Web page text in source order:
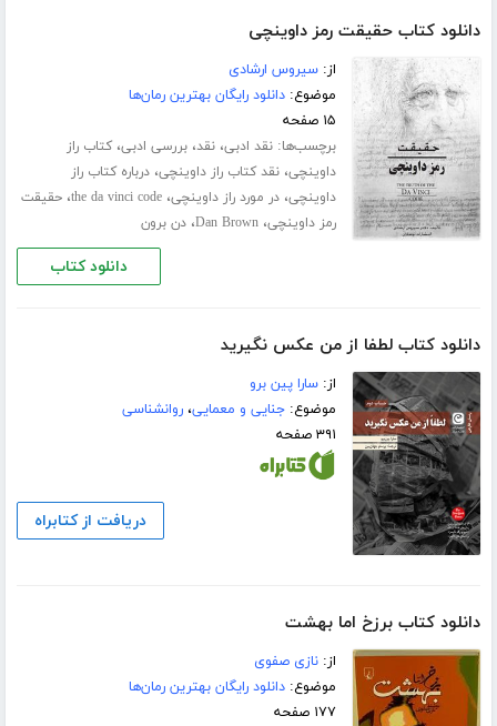
دانلود کتاب حقیقت رمز داوینچی
از:سیروس ارشادی
موضوع:دانلود رایگان بهترین رمان‌ها
۱۵ صفحه
برچسب‌ها:نقد ادبی،نقد،بررسی ادبی،کتاب راز
داوینچی،نقد کتاب راز داوینچی،درباره کتاب راز
داوینچی،در مورد راز داوینچی،the da vinci code،حقیقت
رمز داوینچی،Dan Brown،دن برون
دانلود کتاب
دانلود کتاب لطفا از من عکس نگیرید
از:سارا پین برو
موضوع:جنایی و معمایی،روانشناسی
۳۹۱ صفحه
دریافت از کتابراه
دانلود کتاب برزخ اما بهشت
از:نازی صفوی
موضوع:دانلود رایگان بهترین رمان‌ها
۱۷۷ صفحه